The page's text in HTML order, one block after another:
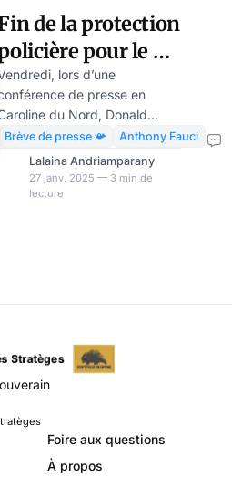
de la protection
pour le Dr
lors d’une
de presse en
du Nord, Donald
Trump a annoncé avoir mis fin
au dispositif de protection
fédérale dont bénéficiait le Dr
Anthony Fauci durant
pandémie durant
l’administration Trump,
l’accusant d’avoir minimisé la
de la crise COVID. A
cette époque , le Dr A
Brève de presse 📯
Anthony Fauci
Lalaina Andriamparany
27 janv. 2025 — 3 min de
lecture
Foire aux questions
À propos